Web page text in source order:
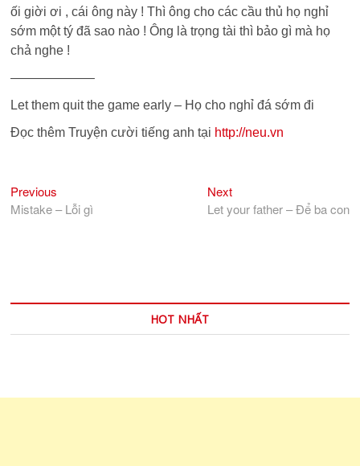
ối giời ơi , cái ông này ! Thì ông cho các cầu thủ họ nghỉ
sớm một tý đã sao nào ! Ông là trọng tài thì bảo gì mà họ
chả nghe !
——————–
Let them quit the game early – Họ cho nghỉ đá sớm đi
Đọc thêm Truyện cười tiếng anh tại http://neu.vn
Điều
hướng
Previous
post:
Mistake – Lỗi gì
NextNext
post:
Let your father – Để ba con
HOT NHẤT